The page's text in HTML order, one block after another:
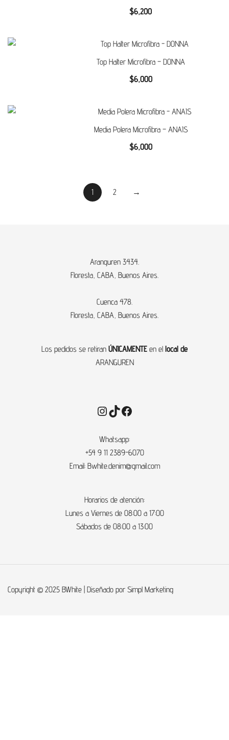
$6,200
Top Halter Microfibra – DONNA
$6,000
Media Polera Microfibra – ANAIS
$6,000
1 2 →
Aranguren 3434.
Floresta, CABA, Buenos Aires.
Cuenca 478.
Floresta, CABA, Buenos Aires.
Los pedidos se retiran ÚNICAMENTE en el local de
ARANGUREN
Instagram
TikTokFacebook
Whatsapp:
+54 9 11 2389-6070
Email: Bwhite.denim@gmail.com
Horarios de atención:
Lunes a Viernes de 08:00 a 17:00
Sábados de 08:00 a 13:00
Copyright © 2025 BWhite | Diseñado por Simpl Marketing